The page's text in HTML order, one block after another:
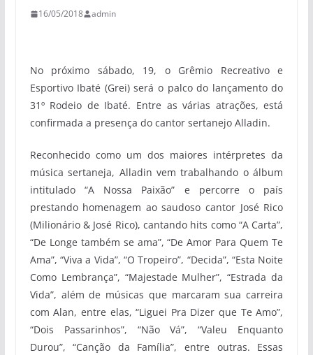
16/05/2018 admin
No próximo sábado, 19, o Grêmio Recreativo e
Esportivo Ibaté (Grei) será o palco do lançamento do
31º Rodeio de Ibaté. Entre as várias atrações, está
confirmada a presença do cantor sertanejo Alladin.
Reconhecido como um dos maiores intérpretes da
música sertaneja, Alladin vem trabalhando o álbum
intitulado “A Nossa Paixão” e percorre o país
prestando homenagem ao saudoso cantor José Rico
(Milionário & José Rico), cantando hits como “A Carta”,
“De Longe também se ama”, “De Amor Para Quem Te
Ama”, “Viva a Vida”, “O Tropeiro”, “Decida”, “Esta Noite
Como Lembrança”, “Majestade Mulher”, “Estrada da
Vida”, além de músicas que marcaram sua carreira
com Alan, entre elas, “Liguei Pra Dizer que Te Amo”,
“Dois Passarinhos”, “Não Vá”, “Valeu Enquanto
Durou”, “Canção da Família”, entre outras. Essas